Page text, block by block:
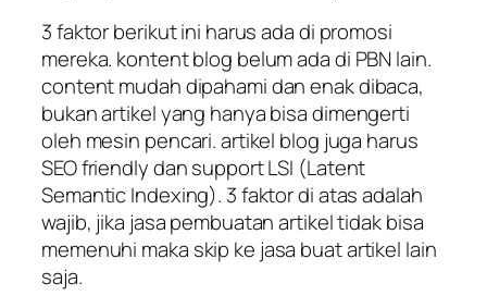
3 faktor berikut ini harus ada di promosi
mereka. kontent blog belum ada di PBN lain.
content mudah dipahami dan enak dibaca,
bukan artikel yang hanya bisa dimengerti
oleh mesin pencari. artikel blog juga harus
SEO friendly dan support LSI (Latent
Semantic Indexing). 3 faktor di atas adalah
wajib, jika jasa pembuatan artikel tidak bisa
memenuhi maka skip ke jasa buat artikel lain
saja.